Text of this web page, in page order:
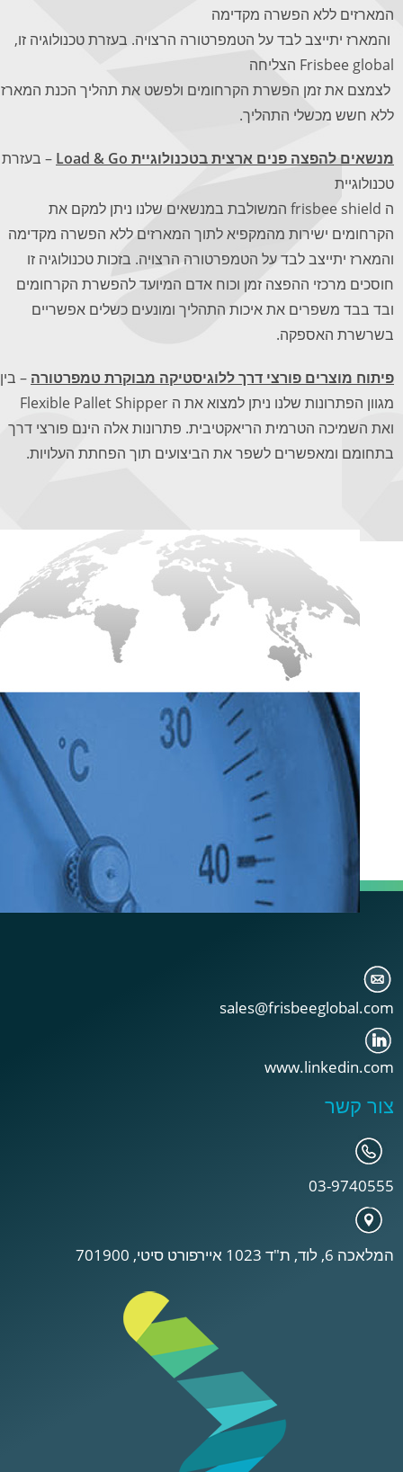
המארזים ללא הפשרה מקדימה
והמארז יתייצב לבד על הטמפרטורה הרצויה. בעזרת טכנולוגיה זו,
Frisbee global הצליחה
לצמצם את זמן הפשרת הקרחומים ולפשט את תהליך הכנת המארז
ללא חשש מכשלי התהליך.
מנשאים להפצה פנים ארצית בטכנולוגיית Load & Go – בעזרת
טכנולוגיית
ה frisbee shield המשולבת במנשאים שלנו ניתן למקם את
הקרחומים ישירות מהמקפיא לתוך המארזים ללא הפשרה מקדימה
והמארז יתייצב לבד על הטמפרטורה הרצויה. בזכות טכנולוגיה זו
חוסכים מרכזי ההפצה זמן וכוח אדם המיועד להפשרת הקרחומים
ובד בבד משפרים את איכות התהליך ומונעים כשלים אפשריים
בשרשרת האספקה.
פיתוח מוצרים פורצי דרך ללוגיסטיקה מבוקרת טמפרטורה – בין
מגוון הפתרונות שלנו ניתן למצוא את ה Flexible Pallet Shipper
ואת השמיכה הטרמית הריאקטיבית. פתרונות אלה הינם פורצי דרך
בתחומם ומאפשרים לשפר את הביצועים תוך הפחתת העלויות.
צור קשר
03-9740555
המלאכה 6, לוד, ת"ד 1023 איירפורט סיטי, 701900
sales@frisbeeglobal.com
www.linkedin.com